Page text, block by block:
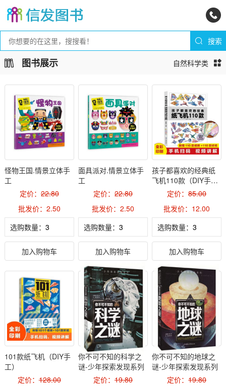
图书展示 自然科学类
怪物王国.情景立体手
工
定价：22.80
批发价：2.50
选购数量：
加入购物车
面具派对.情景立体手
工
定价： 22.80
批发价：2.50
选购数量：
加入购物车
孩子都喜欢的经典纸
飞机110款（DIY手
定价：85.00
批发价：12.00
选购数量：
加入购物车
101款纸飞机（DIY手
工）
定价：128.00
你不可不知的科学之
谜-少年探索发现系列
定价： 19.80
你不可不知的地球之
谜-少年探索发现系列
定价：19.80